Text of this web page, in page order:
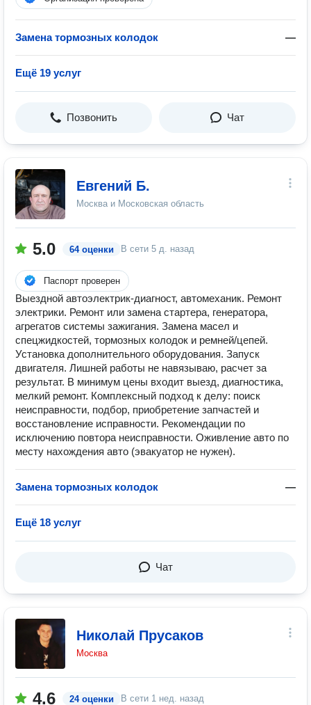
Замена тормозных колодок —
Ещё 19 услуг
Позвонить Чат
Евгений Б.
Москва и Московская область
5.0 64 оценки В сети 5 д. назад
Паспорт проверен
Выездной автоэлектрик-диагност, автомеханик. Ремонт
электрики. Ремонт или замена стартера, генератора,
агрегатов системы зажигания. Замена масел и
спецжидкостей, тормозных колодок и ремней/цепей.
Установка дополнительного оборудования. Запуск
двигателя. Лишней работы не навязываю, расчет за
результат. В минимум цены входит выезд, диагностика,
мелкий ремонт. Комплексный подход к делу: поиск
неисправности, подбор, приобретение запчастей и
восстановление исправности. Рекомендации по
исключению повтора неисправности. Оживление авто по
месту нахождения авто (эвакуатор не нужен).
Замена тормозных колодок —
Ещё 18 услуг
Чат
Николай Прусаков
Москва
4.6 24 оценки В сети 1 нед. назад